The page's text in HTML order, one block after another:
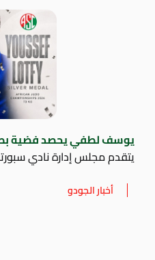
يوسف لطفي يحصد فضية
يتقدم مجلس إدارة نادي
أخبار الجودو